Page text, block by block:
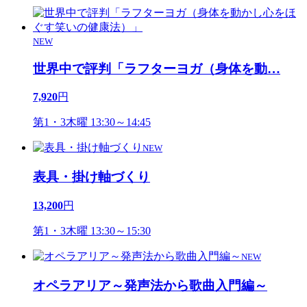
NEW
世界中で評判「ラフターヨガ（身体を動…
7,920円
第1・3木曜 13:30～14:45
NEW
表具・掛け軸づくり
13,200円
第1・3木曜 13:30～15:30
NEW
オペラアリア～発声法から歌曲入門編～